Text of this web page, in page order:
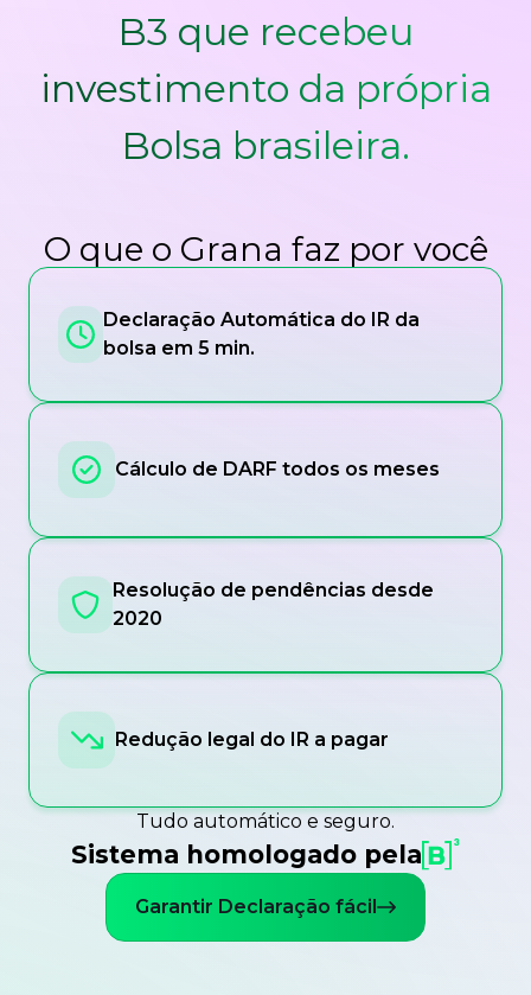
B3 que recebeu
investimento da própria
Bolsa brasileira.
O que o Grana faz por você
Declaração Automática do IR da
bolsa em 5 min.
Cálculo de DARF todos os meses
Resolução de pendências desde
2020
Redução legal do IR a pagar
Tudo automático e seguro.
Sistema homologado pela
Garantir Declaração fácil